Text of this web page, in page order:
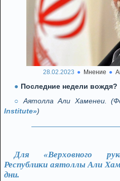
28.02.2023 Мнение
Последние недели вождя?
Аятолла Али Хаменеи.
Institute»)
Для «Верховного
Республики аятоллы Али
дни.